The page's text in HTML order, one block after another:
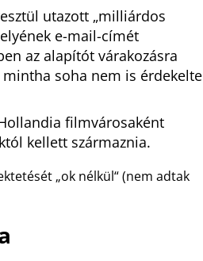
utazott milliárdos
e-mail-címét
az alapítót várakozásra
mintha soha nem is érdekelte
filmvárosaként
kellett származnia.
ok nélkül (nem adtak